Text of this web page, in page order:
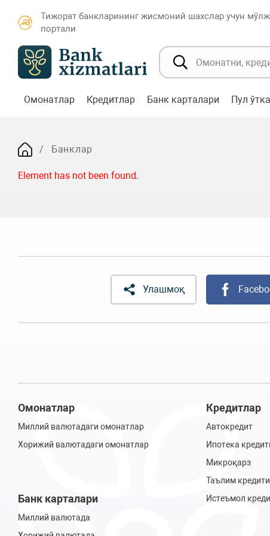
Тижорат банкларининг жисмоний шахслар учун
портали
Омонатлар Кредитлар Банк карталари Пул
Банклар
Element has not been found.
Улашмоқ
Омонатлар
Миллий валютадаги омонатлар
Хорижий валютадаги омонатлар
Банк карталари
Миллий валютада
Кредитлар
Автокредит
Ипотека
Микроқарз
Таълим кредити
Истеъмол